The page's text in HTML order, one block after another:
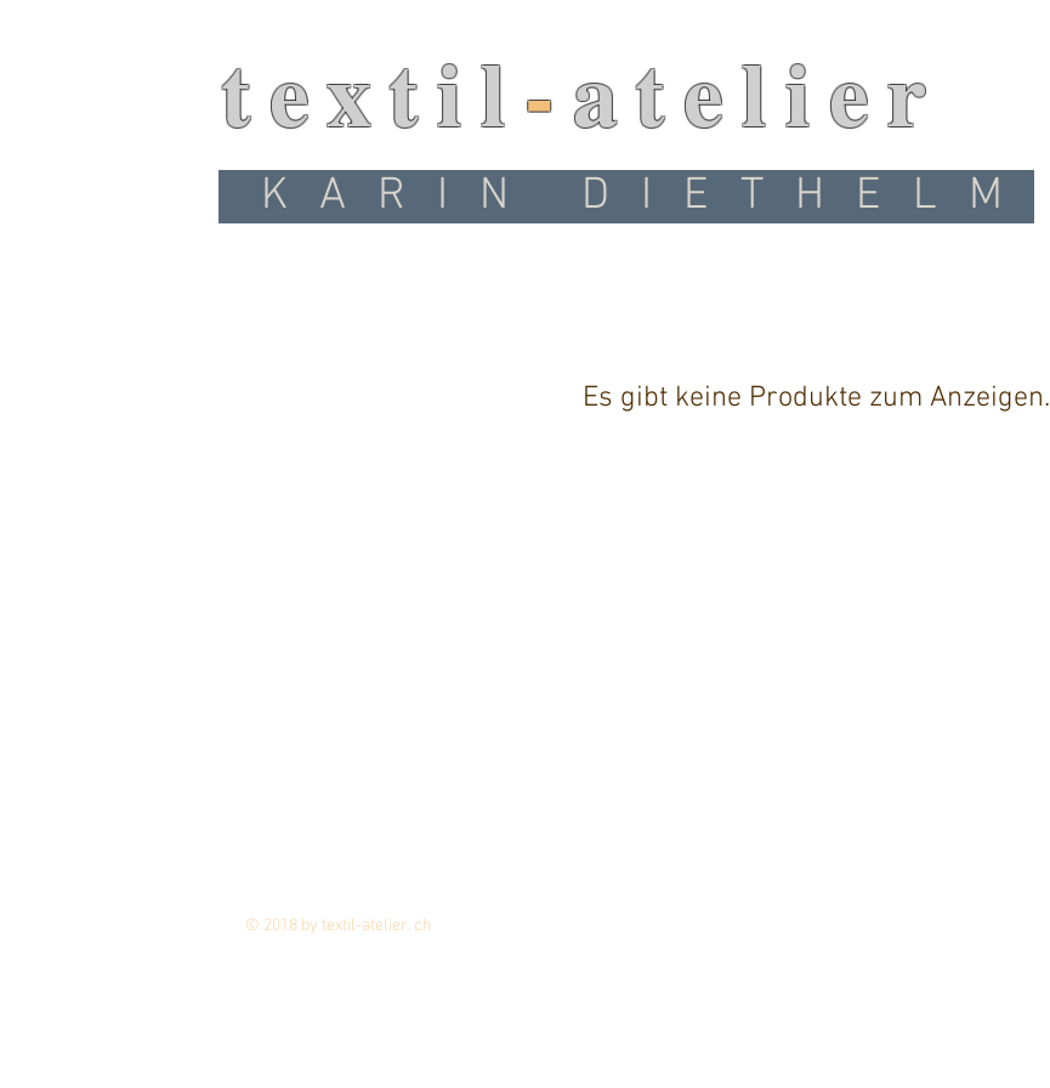
textil-atelier
KARIN DIETHELM
Es gibt keine Produkte zum Anzeigen.
© 2018 by textil-atelier. ch